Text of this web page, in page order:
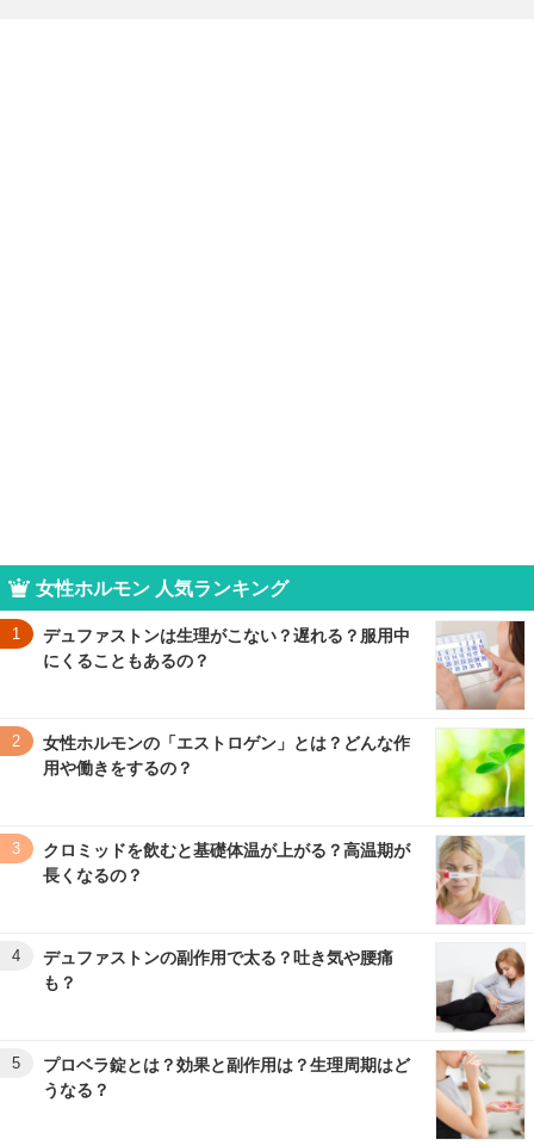
女性ホルモン 人気ランキング
1
デュファストンは生理がこない？遅れる？服用中
にくることもあるの？
2
女性ホルモンの「エストロゲン」とは？どんな作
用や働きをするの？
3
クロミッドを飲むと基礎体温が上がる？高温期が
長くなるの？
4
デュファストンの副作用で太る？吐き気や腰痛
も？
5
プロベラ錠とは？効果と副作用は？生理周期はど
うなる？